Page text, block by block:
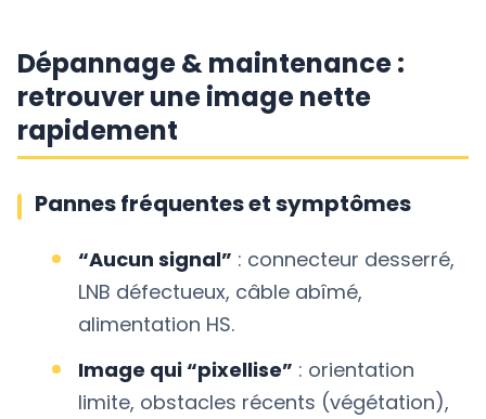
Dépannage & maintenance :
retrouver une image nette
rapidement
Pannes fréquentes et symptômes
“Aucun signal” : connecteur desserré,
LNB défectueux, câble abîmé,
alimentation HS.
Image qui “pixellise” : orientation
limite, obstacles récents (végétation),